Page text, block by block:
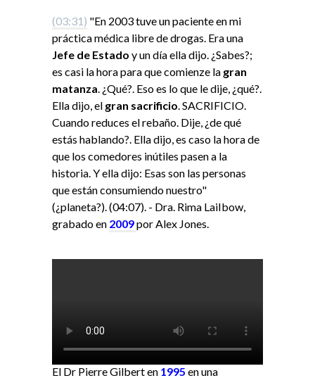
(03:31) "En 2003 tuve un paciente en mi
práctica médica libre de drogas. Era una
Jefe de Estado y un día ella dijo. ¿Sabes?;
es casi la hora para que comienze la gran
matanza. ¿Qué?. Eso es lo que le dije, ¿qué?.
Ella dijo, el gran sacrificio. SACRIFICIO.
Cuando reduces el rebaño. Dije, ¿de qué
estás hablando?. Ella dijo, es caso la hora de
que los comedores inútiles pasen a la
historia. Y ella dijo: Esas son las personas
que están consumiendo nuestro"
(¿planeta?). (04:07). - Dra. Rima LaiIbow,
grabado en 2009por Alex Jones.
El Dr Pierre Gilbert en 1995 en una